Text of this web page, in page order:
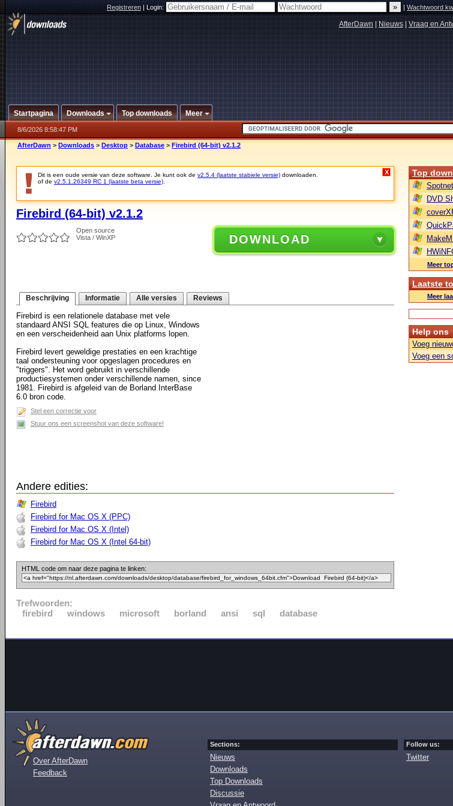
Registreren|Login: |Wachtwoord
AfterDawn Nieuws Vraag en
Startpagina Downloads Top downloads Meer
8/6/2026 8:58:47 PM
AfterDawn > Downloads > Desktop > Database > Firebird (64-bit) v2.1.2
Dit is een oude versie van deze software. Je kunt ook de v2.5.4 (laatste stabiele versie) downloaden.
of de v2.5.1.26349 RC 1 (laatste beta versie)
X
Firebird (64-bit) v2.1.2
Open source
Vista / WinXP
DOWNLOAD
Beschrijving Informatie Alle versies Reviews
Firebird is een relationele database met vele
standaard ANSI SQL features die op Linux, Windows
en een verscheidenheid aan Unix platforms lopen.
Firebird levert geweldige prestaties en een krachtige
taal ondersteuning voor opgeslagen procedures en
"triggers". Het word gebruikt in verschillende
productiesystemen onder verschillende namen, since
1981. Firebird is afgeleid van de Borland InterBase
6.0 bron code.
Stel een correctie voor
Stuur ons een screenshot van deze software!
Andere edities:
Firebird
Firebird for Mac OS X (PPC)
Firebird for Mac OS X (Intel)
Firebird for Mac OS X (Intel 64-bit)
HTML code om naar deze pagina te linken:
Trefwoorden:
firebird
windows microsoft borland ansi sql database
Top
Spotnet
DVD
Meer
Laatste
Meer
Help ons
Voeg
Voeg een
Over AfterDawn
Feedback
Sections:
Nieuws
Downloads
Top Downloads
Discussie
Follow us:
Twitter